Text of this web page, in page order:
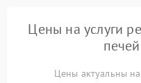
Цены на услуги
Цены актуальны